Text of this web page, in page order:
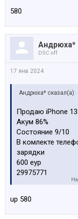
Посмотреть
Посмотреть
580
Андрюха*
DSC off
17 янв 2024
Андрюха* сказал(а):
Продаю iPhone
Акум 86%
Состояние 9/10
В комлекте
зарядки
600 еур
29975771
Посмотреть
up 580